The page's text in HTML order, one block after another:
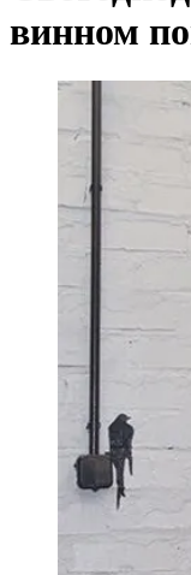
винном